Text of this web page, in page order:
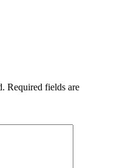
Required fields are